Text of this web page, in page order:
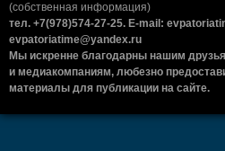
(собственная информация)
тел. +7(978)574-27-25. E-mail:
evpatoriatime@yandex.ru
Мы искренне благодарны нашим
и медиакомпаниям, любезно
материалы для публикации на сайте.